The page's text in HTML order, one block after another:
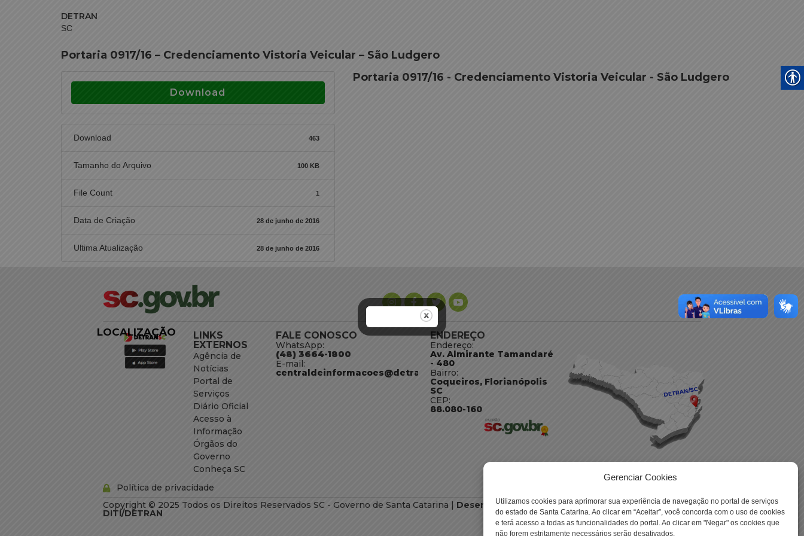
Gerenciar Cookies
Utilizamos cookies para aprimorar sua experiência de navegação no portal de serviços
do estado de Santa Catarina. Ao clicar em “Aceitar”, você concorda com o uso de cookies
e terá acesso a todas as funcionalidades do portal. Ao clicar em "Negar" os cookies que
não forem estritamente necessários serão desativados.
DETRAN
SC
Portaria 0917/16 – Credenciamento Vistoria Veicular – São Ludgero
Download
Download 463
Tamanho do Arquivo 100 KB
File Count 1
Data de Criação 28 de junho de 2016
Ultima Atualização 28 de junho de 2016
Portaria 0917/16 - Credenciamento Vistoria Veicular - São Ludgero
LINKS
EXTERNOS
Agência de
Notícias
Portal de
Serviços
Diário Oficial
Acesso à
Informação
Órgãos do
Governo
Conheça SC
FALE CONOSCO
WhatsApp:
(48) 3664-1800
E-mail:
centraldeinformacoes@detran.sc.gov.br
ENDEREÇO
Endereço:
Av. Almirante Tamandaré
- 480
Bairro:
Coqueiros, Florianópolis
SC
CEP:
88.080-160
Política de privacidade
LOCALIZAÇÃO
Copyright © 2025 Todos os Direitos Reservados SC - Governo de Santa Catarina | Desenvolvimento -
DITI/DETRAN